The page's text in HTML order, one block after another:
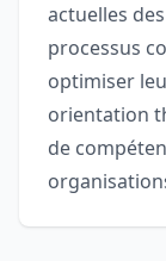
actuelles
processus
optimiser
orientation
de